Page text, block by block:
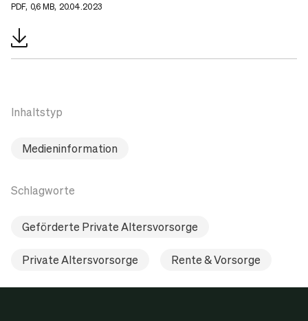
PDF, 0,6 MB, 20.04.2023
Inhaltstyp
Medieninformation
Schlagworte
Geförderte Private Altersvorsorge
Private Altersvorsorge Rente & Vorsorge